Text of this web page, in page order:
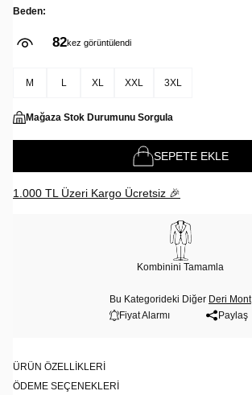
Beden:
82kez görüntülendi
M L XL XXL 3XL
Mağaza Stok Durumunu Sorgula
SEPETE EKLE
1.000 TL Üzeri Kargo Ücretsiz 🎉
Kombinini Tamamla
Bu Kategorideki Diğer Deri Mont
Fiyat Alarmı
Paylaş
ÜRÜN ÖZELLIKLERI
ÖDEME SEÇENEKLERI